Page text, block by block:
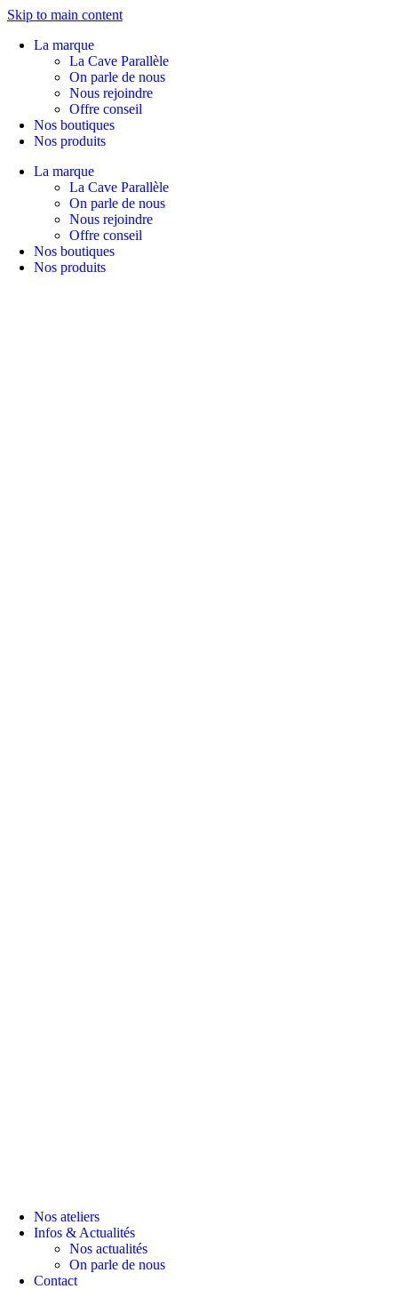
Skip to main content
La marque
La Cave Parallèle
On parle de nous
Nous rejoindre
Offre conseil
Nos boutiques
Nos produits
La marque
La Cave Parallèle
On parle de nous
Nous rejoindre
Offre conseil
Nos boutiques
Nos produits
Nos ateliers
Infos & Actualités
Nos actualités
On parle de nous
Contact